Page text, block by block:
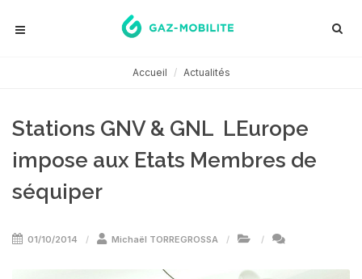
Accueil Actualités
Stations GNV & GNL  LEurope
impose aux Etats Membres de
séquiper
01/10/2014 Michaël TORREGROSSA